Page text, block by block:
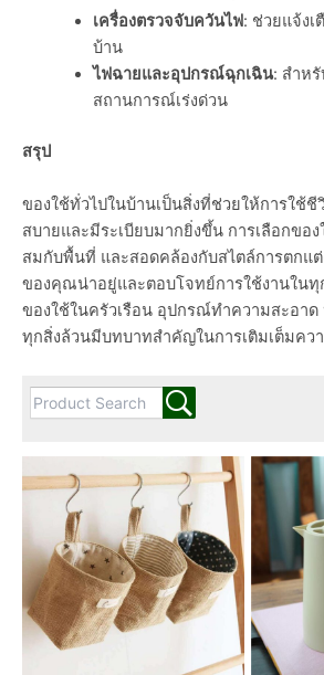
เครื่องตรวจจับควันไฟ: ช่วยแจ้งเ
บ้าน
ไฟฉายและอุปกรณ์ฉุกเฉิน: สำห
สถานการณ์เร่งด่วน
สรุป
ของใช้ทั่วไปในบ้านเป็นสิ่งที่ช่วยให้การใช้ชี
สบายและมีระเบียบมากยิ่งขึ้น การเลือกขอ
สมกับพื้นที่ และสอดคล้องกับสไตล์การตกแ
ของคุณน่าอยู่และตอบโจทย์การใช้งานในทุ
ของใช้ในครัวเรือน อุปกรณ์ทำความสะอาด
ทุกสิ่งล้วนมีบทบาทสำคัญในการเติมเต็มคว